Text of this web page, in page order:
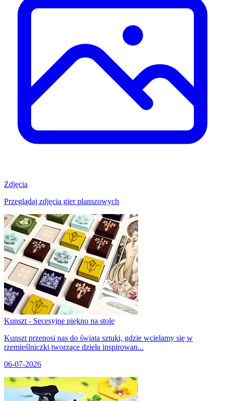
Zdjęcia
Przeglądaj zdjęcia gier planszowych
Kunszt - Secesyjne piękno na stole
Kunszt przenosi nas do świata sztuki, gdzie wcielamy się w
rzemieślniczki tworzące dzieła inspirowan...
06-07-2026